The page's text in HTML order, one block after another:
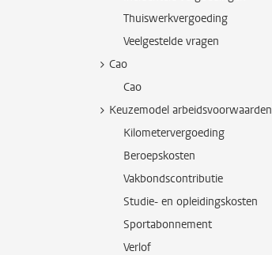
Thuiswerkvergoeding
Veelgestelde vragen
Cao
Cao
Keuzemodel arbeidsvoorwaarden
Kilometervergoeding
Beroepskosten
Vakbondscontributie
Studie- en opleidingskosten
Sportabonnement
Verlof